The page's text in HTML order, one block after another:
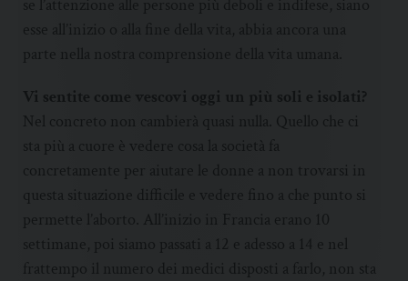
se l’attenzione alle persone più deboli e indifese, siano
esse all’inizio o alla fine della vita, abbia ancora una
parte nella nostra comprensione della vita umana.
Vi sentite come vescovi oggi un più soli e isolati?
Nel concreto non cambierà quasi nulla. Quello che ci
sta più a cuore è vedere cosa la società fa
concretamente per aiutare le donne a non trovarsi in
questa situazione difficile e vedere fino a che punto si
permette l’aborto. All’inizio in Francia erano 10
settimane, poi siamo passati a 12 e adesso a 14 e nel
frattempo il numero dei medici disposti a farlo, non sta